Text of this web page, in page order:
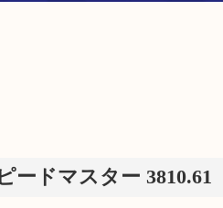
ードマスター 3810.61